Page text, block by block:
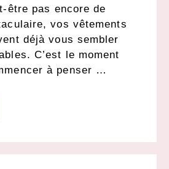
être pas encore de
vos vêtements
déjà vous sembler
C’est le moment
à penser …